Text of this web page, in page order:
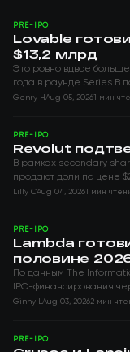
PRE-IPO
Lovable
$13,2 млрд
Это ровно вдвое
года в раунде Series B
Genry HAug 05, 20261 мин
PRE-IPO
Revolut
В рамках secondary
продают доли по цене
Lilly CAug 04, 20261 мин
PRE-IPO
Lambda
половине
По данным The
IPO-финансирования
Ginny L Aug 03, 20262 мин
PRE-IPO